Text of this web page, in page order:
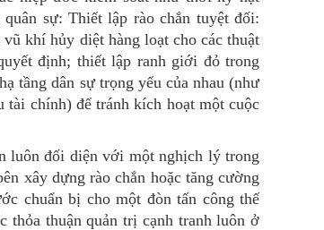
sự: Thiết lập rào chắn tuyệt đối:
khí hủy diệt hàng loạt cho các thuật
định; thiết lập ranh giới đỏ trong
tầng dân sự trọng yếu của nhau (như
chính) để tránh kích hoạt một cuộc
luôn đối diện với một nghịch lý trong
xây dựng rào chắn hoặc tăng cường
chuẩn bị cho một đòn tấn công thế
thỏa thuận quản trị cạnh tranh luôn ở